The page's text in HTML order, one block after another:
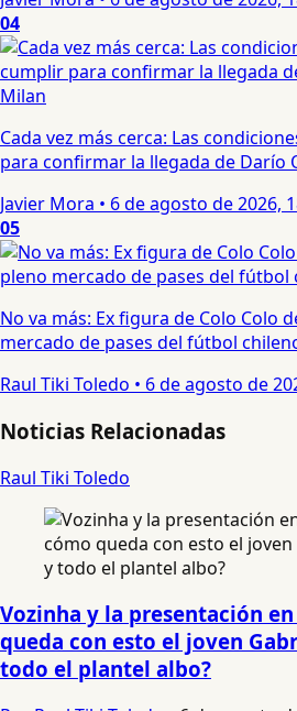
04
Cada vez más cerca: Las
para confirmar la llegada de Darío
Javier Mora • 6 de agosto de 2026,
05
No va más: Ex figura de Colo Colo
mercado de pases del fútbol
Raul Tiki Toledo • 6 de agosto de
Noticias Relacionadas
Raul Tiki Toledo
Vozinha y la presentación en
queda con esto el joven
todo el plantel albo?